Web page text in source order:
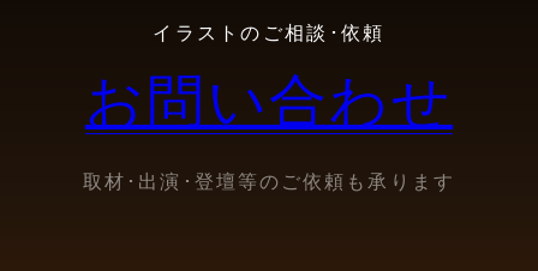
イラストのご相談･依頼
お問い合わせ
取材･出演･登壇等のご依頼も承ります